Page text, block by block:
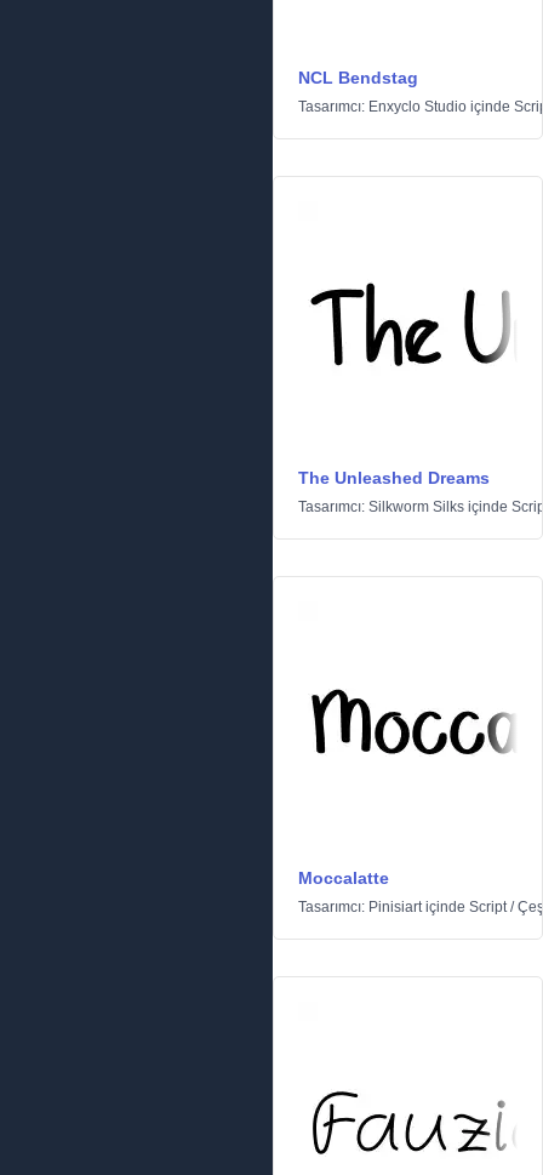
NCL Bendstag
Tasarımcı: Enxyclo Studio içinde
The Unleashed Dreams
Tasarımcı: Silkworm Silks içinde
Moccalatte
Tasarımcı: Pinisiartiçinde Script/